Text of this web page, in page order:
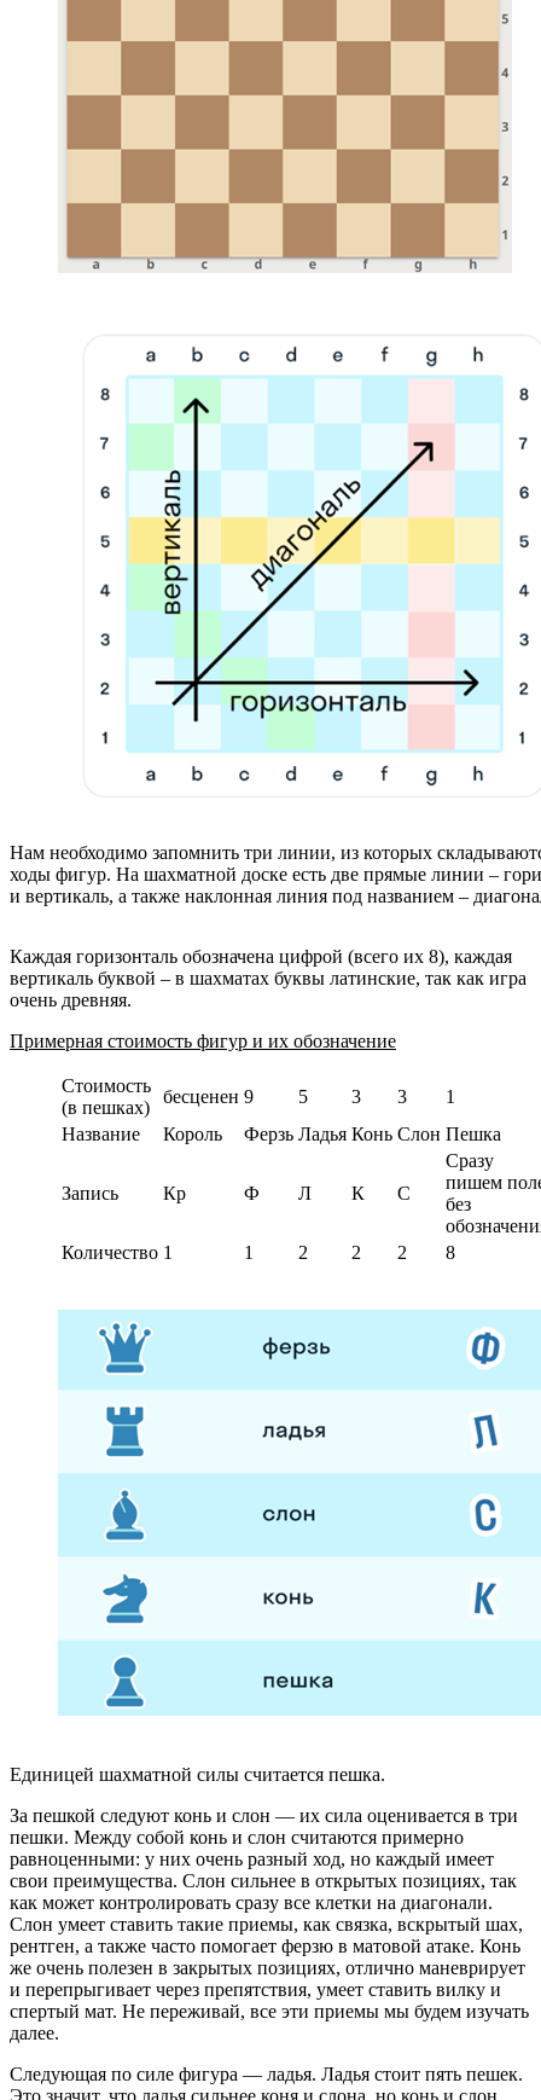
Нам необходимо запомнить три линии, из которых
ходы фигур. На шахматной доске есть две прямые линии –
и вертикаль, а также наклонная линия под названием –
Каждая горизонталь обозначена цифрой (всего их 8), каждая
вертикаль буквой – в шахматах буквы латинские, так как игра
очень древняя.
Примерная стоимость фигур и их обозначение
Стоимость
(в пешках)
бесценен 9 5 3 3
1
Название
Король Ферзь Ладья Конь Слон Пешка
Запись Кр Ф Л К С
Сразу
пишем
без
Количество 1 1 2 2 2 8
Единицей шахматной силы считается пешка.
За пешкой следуют конь и слон — их сила оценивается в три
пешки. Между собой конь и слон считаются примерно
равноценными: у них очень разный ход, но каждый имеет
свои преимущества. Слон сильнее в открытых позициях, так
как может контролировать сразу все клетки на диагонали.
Слон умеет ставить такие приемы, как связка, вскрытый шах,
рентген, а также часто помогает ферзю в матовой атаке. Конь
же очень полезен в закрытых позициях, отлично маневрирует
и перепрыгивает через препятствия, умеет ставить вилку и
спертый мат. Не переживай, все эти приемы мы будем изучать
далее.
Следующая по силе фигура — ладья. Ладья стоит пять пешек.
Это значит, что ладья сильнее коня и слона, но конь и слон